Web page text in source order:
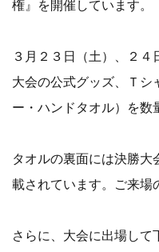
権』を開催しています。
３月２３日（土）、２
大会の公式グッズ、Ｔシ
ー・ハンドタオル）を数
タオルの裏面には決勝大
載されています。ご来場
さらに、大会に出場して